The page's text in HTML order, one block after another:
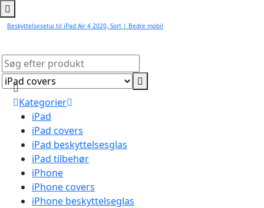
Beskyttelsesetui til iPad Air 4 2020, Sort | Bedre mobil
Kategorier
iPad
iPad covers
iPad beskyttelsesglas
iPad tilbehør
iPhone
iPhone covers
iPhone beskyttelseglas